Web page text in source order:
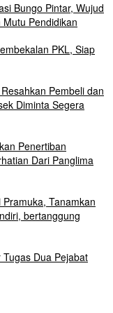
Bungo Pintar, Wujud
Pendidikan
PKL, Siap
Pembeli dan
Diminta Segera
Penertiban
Dari Panglima
Tanamkan
bertanggung
Dua Pejabat